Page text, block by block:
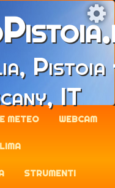
IT
METEO WEBCAM
STRUMENTI